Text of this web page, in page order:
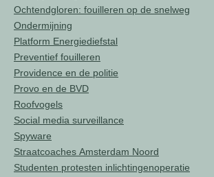
Ochtendgloren: fouilleren op de snelweg
Ondermijning
Platform Energiediefstal
Preventief fouilleren
Providence en de politie
Provo en de BVD
Roofvogels
Social media surveillance
Spyware
Straatcoaches Amsterdam Noord
Studenten protesten inlichtingenoperatie